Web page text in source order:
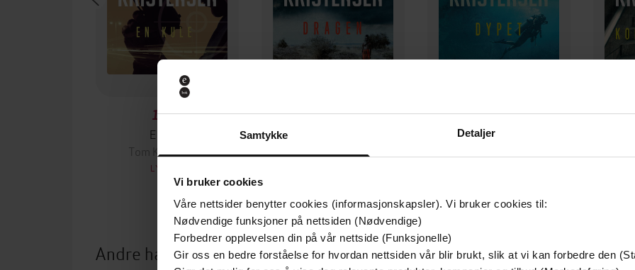
Samtykke Detaljer
Vi bruker cookies
Våre nettsider benytter cookies (informasjonskapsler). Vi bruker cookies til:
Nødvendige funksjoner på nettsiden (Nødvendige)
Forbedrer opplevelsen din på vår nettside (Funksjonelle)
Gir oss en bedre forståelse for hvordan nettsiden vår blir brukt, slik at vi kan forbedre den
199,-
En kule
Tom Kristensen
LYDBOK
199,-
Tom Kristensen
199,-
Dypet
Andre har også kjøpt